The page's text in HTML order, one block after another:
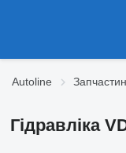
Autoline
Гідравліка